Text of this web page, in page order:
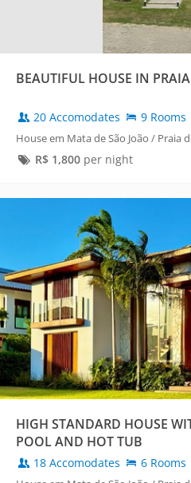
BEAUTIFUL HOUSE IN
20 Accomodates 9 Rooms
House em Mata de São João / Praia
R$ 1,800per night
HIGH STANDARD HOUSE
POOL AND HOT TUB
18 Accomodates 6 Rooms